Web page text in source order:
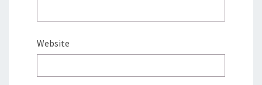
Website